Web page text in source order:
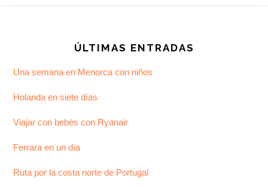
ÚLTIMAS ENTRADAS
Una semana en Menorca con niños
Holanda en siete días
Viajar con bebés con Ryanair
Ferrara en un día
Ruta por la costa norte de Portugal